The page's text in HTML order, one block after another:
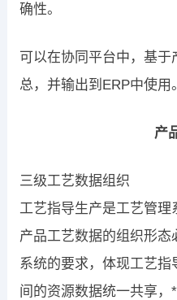
确性。
可以在协同平台中，基
总，并输出到ERP中使用。
产
三级工艺数据组织
工艺指导生产是工艺管理
产品工艺数据的组织形
系统的要求，体现工艺
间的资源数据统一共享